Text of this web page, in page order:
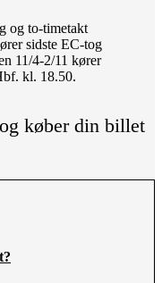
og to-timetakt
sidste EC-tog
11/4-2/11 kører
kl. 18.50.
køber din billet